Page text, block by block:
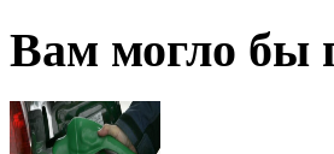
Вам могло бы